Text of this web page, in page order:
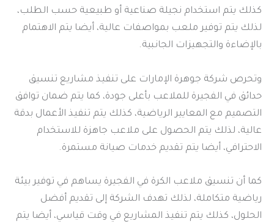
كذلك يتم استخدام نجيلة صناعية أو طبيعية حسب الطلب،
لذلك يتم توفير ملعب بمواصفات عالية، أيضا يتم الاهتمام
بالإضاءة والتجهيزات الجانبية.
وتحرص شركة جوهرة الإمارات على تنفيذ مشاريع تنسيق
حدائق في الفجيرة للملاعب بأعلى جودة، كما يتم ضمان توافق
التصميم مع المعايير الرياضية، كذلك يتم تنفيذ الأعمال بدقة
عالية، لذلك يتم الحصول على ملاعب جاهزة للاستخدام
الاحترافي، أيضا يتم تقديم خدمات صيانة مستمرة.
كما أن تنسيق ملاعب الكرة في الفجيرة يساهم في توفير بيئة
رياضية متكاملة، لذلك تهدف الشركة إلى تقديم أفضل
الحلول، كذلك يتم تنفيذ المشاريع في وقت قياسي، أيضا يتم